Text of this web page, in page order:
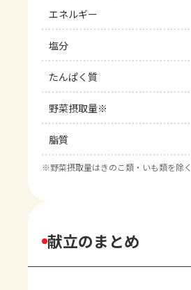
エネルギー
塩分
たんぱく質
野菜摂取量※
脂質
※野菜摂取量はきのこ類・いも類を除く
献立のまとめ